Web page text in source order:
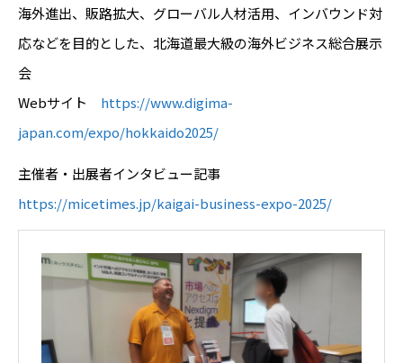
海外進出、販路拡大、グローバル人材活用、インバウンド対
応などを目的とした、北海道最大級の海外ビジネス総合展示
会
Webサイト https://www.digima-
japan.com/expo/hokkaido2025/
主催者・出展者インタビュー記事
https://micetimes.jp/kaigai-business-expo-2025/